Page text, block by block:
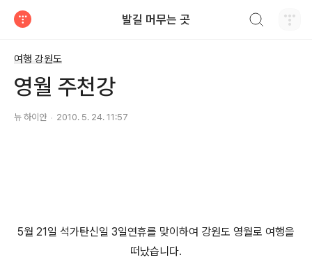
발길 머무는 곳
여행 강원도
영월 주천강
뉴 하이얀 2010. 5. 24. 11:57
5월 21일 석가탄신일 3일연휴를 맞이하여 강원도 영월로 여행을
떠났습니다.